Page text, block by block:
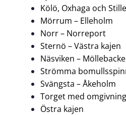
Kölö, Oxhaga och
Mörrum – Elleholm
Norr – Norreport
Sternö – Västra kajen
Näsviken –
Strömma
Svängsta – Åkeholm
Torget med
Östra kajen